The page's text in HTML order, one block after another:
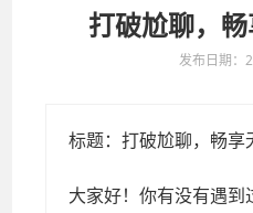
打破尬聊，畅
发布日期：